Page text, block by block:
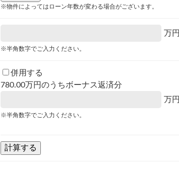
※物件によってはローン年数が変わる場合がございます。
万円
※半角数字でご入力ください。
併用する
780.00万円のうちボーナス返済分
万円
※半角数字でご入力ください。